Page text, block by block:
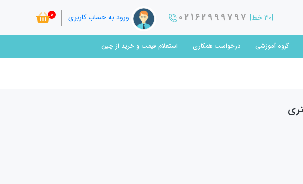
|۳۰ خط| 02162999797 ورود به حساب کاربری 0
گروه آموزشی درخواست همکاری استعلام قیمت و خرید از چین